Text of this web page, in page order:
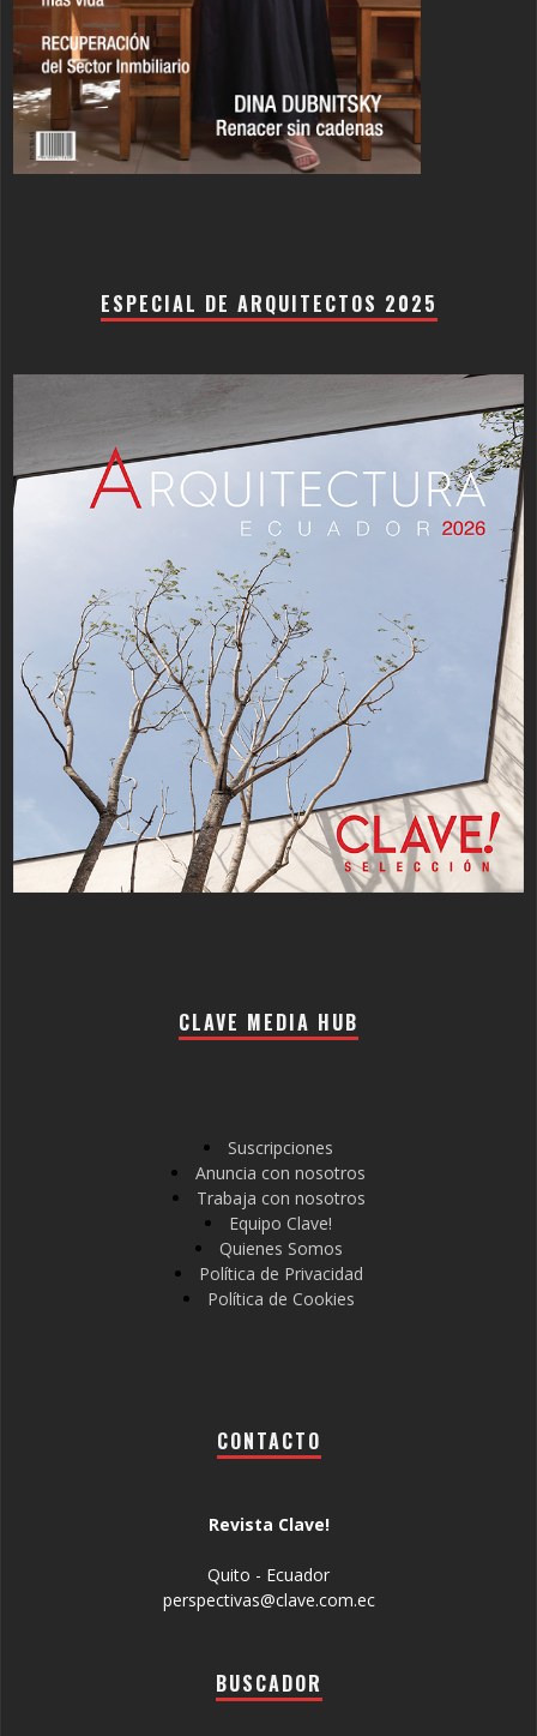
ESPECIAL DE ARQUITECTOS 2025
CLAVE MEDIA HUB
Suscripciones
Anuncia con nosotros
Trabaja con nosotros
Equipo Clave!
Quienes Somos
Política de Privacidad
Política de Cookies
CONTACTO
Revista Clave!
Quito - Ecuador
perspectivas@clave.com.ec
BUSCADOR